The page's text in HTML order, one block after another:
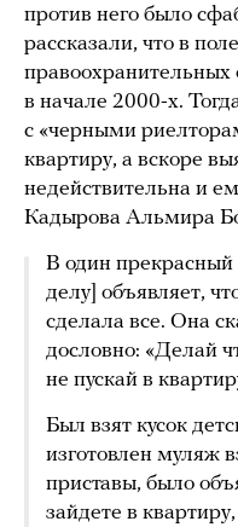
против него было
рассказали, что в
правоохранительных
в начале 2000-х.
с «черными
квартиру, а вскоре
недействительна и
Кадырова Альмира
В один
делу] объявляет,
сделала все. Она
дословно: «Делай
не пускай в
Был взят кусок
изготовлен муляж
приставы, было
зайдете в